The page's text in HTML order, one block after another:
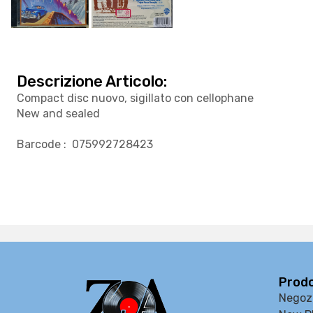
Descrizione Articolo:
Compact disc nuovo, sigillato con cellophane
New and sealed
Barcode : 075992728423